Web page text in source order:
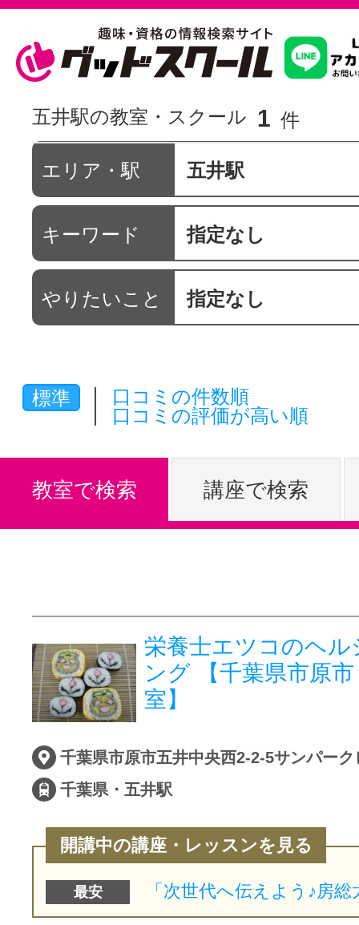
習いたいこ
スクールを
駅・路線か
通信講座を
体験レッス
やりたいこ
特集をみる
グッドスク
掲載のお問
サイトマッ
五井駅の教室・スクール 1 件
エリア・駅 五井駅
キーワード 指定なし
やりたいこと 指定なし
標準
口コミの件数順
口コミの評価が高い順
教室で検索 講座で検索
栄養士エツコのヘル
ング 【千葉県市原
室】
千葉県市原市五井中央西2-2-5サンパーク
千葉県・五井駅
開講中の講座・レッスンを見る
最安